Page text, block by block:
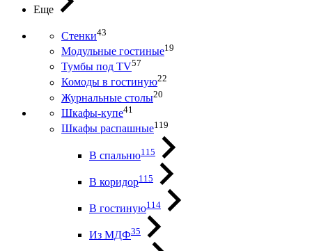
Еще
Стенки43
Модульные гостиные19
Тумбы под ТV57
Комоды в гостиную22
Журнальные столы20
Шкафы-купе41
Шкафы распашные119
В спальню115
В коридор115
В гостиную114
Из МДФ35